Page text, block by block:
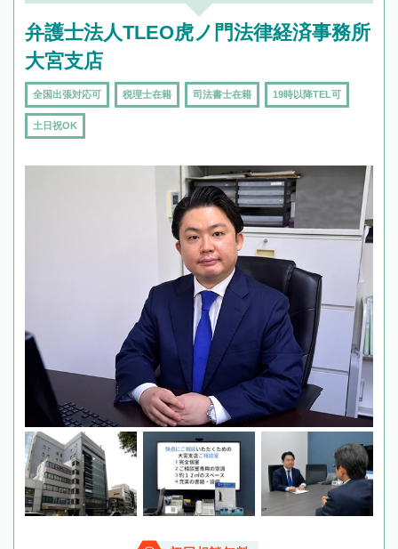
弁護士法人TLEO虎ノ門法律経済事務所
大宮支店
全国出張対応可 税理士在籍 司法書士在籍 19時以降TEL可
土日祝OK